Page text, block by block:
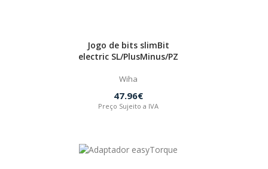
Jogo de bits slimBit
electric SL/PlusMinus/PZ
Wiha
47.96€
Preço Sujeito a IVA